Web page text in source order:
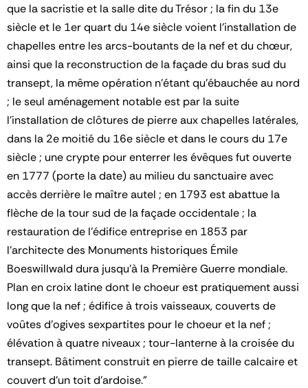
que la sacristie et la salle dite du Trésor ; la fin du 13e
siècle et le 1er quart du 14e siècle voient l'installation de
chapelles entre les arcs-boutants de la nef et du chœur,
ainsi que la reconstruction de la façade du bras sud du
transept, la même opération n'étant qu'ébauchée au nord
; le seul aménagement notable est par la suite
l'installation de clôtures de pierre aux chapelles latérales,
dans la 2e moitié du 16e siècle et dans le cours du 17e
siècle ; une crypte pour enterrer les évêques fut ouverte
en 1777 (porte la date) au milieu du sanctuaire avec
accès derrière le maître autel ; en 1793 est abattue la
flèche de la tour sud de la façade occidentale ; la
restauration de l'édifice entreprise en 1853 par
l'architecte des Monuments historiques Émile
Boeswillwald dura jusqu'à la Première Guerre mondiale.
Plan en croix latine dont le choeur est pratiquement aussi
long que la nef ; édifice à trois vaisseaux, couverts de
voûtes d'ogives sexpartites pour le choeur et la nef ;
élévation à quatre niveaux ; tour-lanterne à la croisée du
transept. Bâtiment construit en pierre de taille calcaire et
couvert d'un toit d'ardoise."